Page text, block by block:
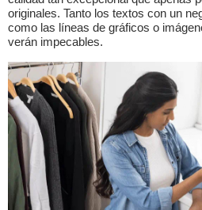
originales. Tanto los textos con un
como las líneas de gráficos o
verán impecables.